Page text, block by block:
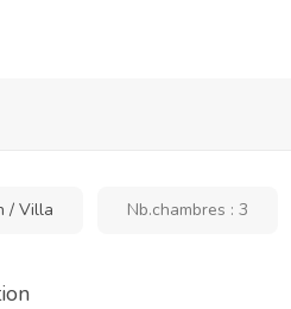
/ Villa Nb.chambres : 3